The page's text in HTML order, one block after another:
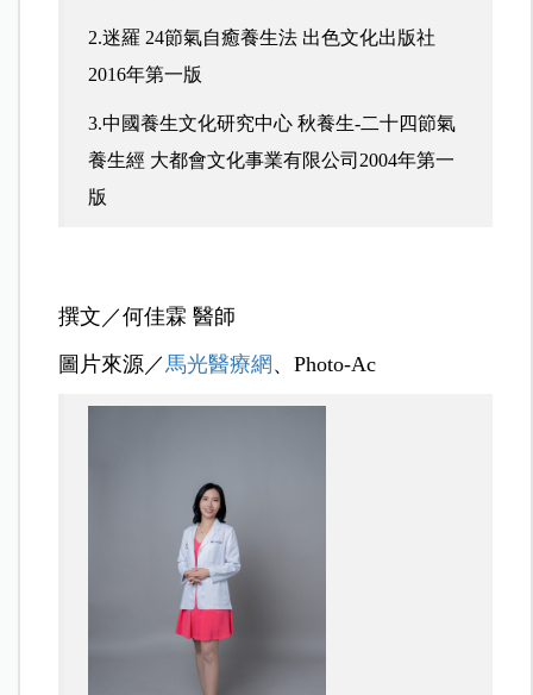
2.迷羅 24節氣自癒養生法 出色文化出版社
2016年第一版
3.中國養生文化研究中心 秋養生-二十四節氣
養生經 大都會文化事業有限公司2004年第一
版
撰文／何佳霖 醫師
圖片來源／ 馬光醫療網、Photo-Ac